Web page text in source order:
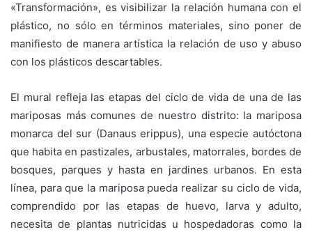
«Transformación», es visibilizar la relación humana con el
plástico, no sólo en términos materiales, sino poner de
manifiesto de manera artística la relación de uso y abuso
con los plásticos descartables.
El mural refleja las etapas del ciclo de vida de una de las
mariposas más comunes de nuestro distrito: la mariposa
monarca del sur (Danaus erippus), una especie autóctona
que habita en pastizales, arbustales, matorrales, bordes de
bosques, parques y hasta en jardines urbanos. En esta
línea, para que la mariposa pueda realizar su ciclo de vida,
comprendido por las etapas de huevo, larva y adulto,
necesita de plantas nutricidas u hospedadoras como la